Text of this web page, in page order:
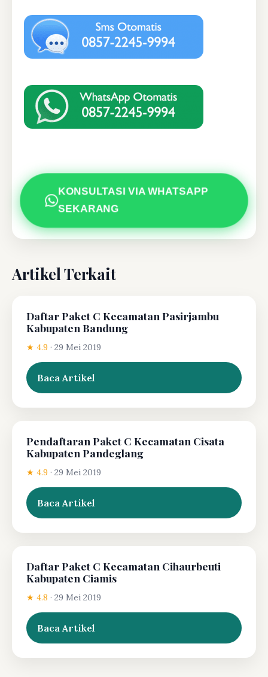
KONSULTASI VIA WHATSAPP
SEKARANG
Artikel Terkait
Daftar Paket C Kecamatan Pasirjambu
Kabupaten Bandung
★ 4.9 · 29 Mei 2019
Baca Artikel
Pendaftaran Paket C Kecamatan Cisata
Kabupaten Pandeglang
★ 4.9 · 29 Mei 2019
Baca Artikel
Daftar Paket C Kecamatan Cihaurbeuti
Kabupaten Ciamis
★ 4.8 · 29 Mei 2019
Baca Artikel